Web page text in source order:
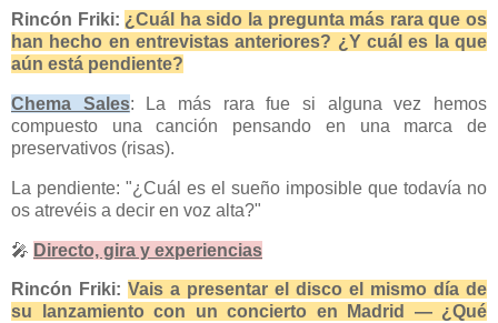
Rincón Friki: ¿Cuál ha sido la pregunta más rara que os
han hecho en entrevistas anteriores? ¿Y cuál es la que
aún está pendiente?
Chema Sales: La más rara fue si alguna vez hemos
compuesto una canción pensando en una marca de
preservativos (risas).
La pendiente: "¿Cuál es el sueño imposible que todavía no
os atrevéis a decir en voz alta?"
🎤 Directo, gira y experiencias
Rincón Friki: Vais a presentar el disco el mismo día de
su lanzamiento con un concierto en Madrid — ¿Qué